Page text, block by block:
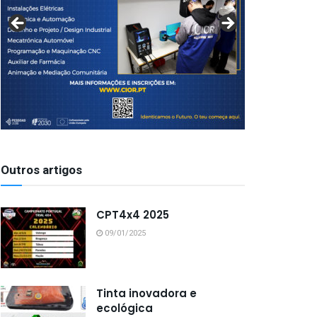
Outros artigos
CPT4x4 2025
09/01/2025
Tinta inovadora e
ecológica